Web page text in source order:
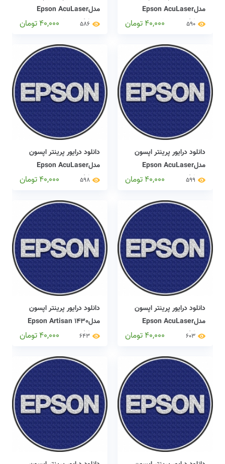
مدلEpson AcuLaser
C9300N driver
590
40,000 تومان
مدلEpson AcuLaser
CX11N driver
586
40,000 تومان
دانلود درایور پرینتر اپسون
مدلEpson AcuLaser
CX11NF driver
599
40,000 تومان
دانلود درایور پرینتر اپسون
مدلEpson AcuLaser
CX29NF driver
598
40,000 تومان
دانلود درایور پرینتر اپسون
مدلEpson AcuLaser
MX14 driver
603
40,000 تومان
دانلود درایور پرینتر اپسون
مدلEpson Artisan 1430
driver
643
40,000 تومان